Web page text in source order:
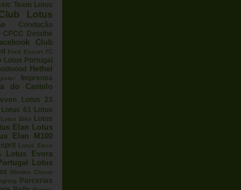
Team Lotus
Lotus
Condução
CPCC Detalhe
Club
Ford Escort TC
Lotus Portugal
Hethel
Imprensa
do Castelo
Lotus 23
Lotus 61
Lotus
Lotus Bike
Lotus
Elan Lotus
Elan M100
Lotus Etere
Lotus Evora
Lotus
Montes Claros
Parcerias